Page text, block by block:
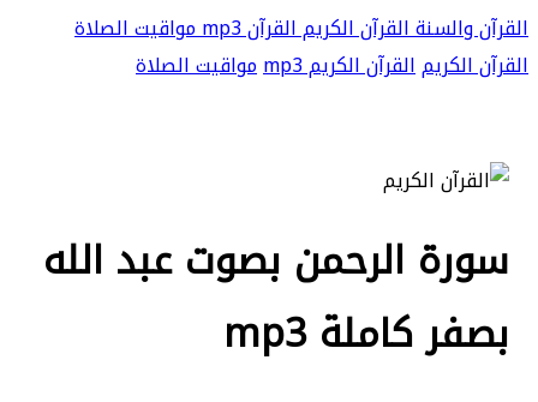
القرآن والسنةالقرآن الكريمالقرآن mp3
مواقيت الصلاة
القرآن الكريمالقرآن الكريم mp3 مواقيت الصلاة
سورة الرحمن بصوت عبد الله
بصفر كاملة mp3